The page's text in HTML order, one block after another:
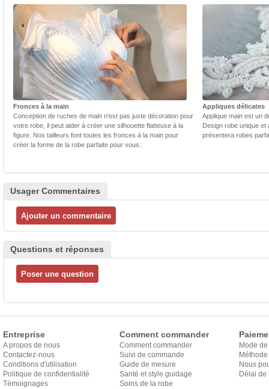
Fronces à la main
Conception de ruches de main n'est pas juste décoration pour
votre robe, il peut aider à créer une silhouette flatteuse à la
figure. Nos tailleurs font toutes les fronces à la main pour
créer la forme de la robe parfaite pour vous.
Appliques délicates
Applique main est un
Design robe unique
présentera robes
Usager Commentaires
Questions et réponses
Entreprise
A propos de nous
Contactez-nous
Conditions d'utilisation
Politique de confidentialité
Témoignages
Comment commander
Comment commander
Suivi de commande
Guide de mesure
Santé et style guidage
Soins de la robe
Mode
Nous
Délai de